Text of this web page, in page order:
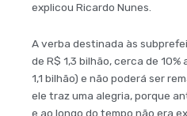
explicou Ricardo Nunes.
A verba destinada às
de R$ 1,3 bilhão, cerca de 10%
1,1 bilhão) e não poderá ser
ele traz uma alegria, porque
e ao longo do tempo não era